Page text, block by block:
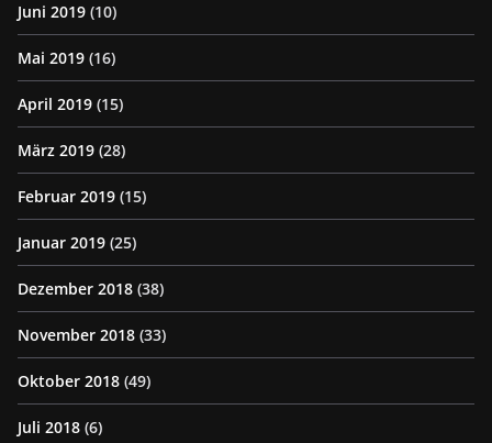
Juni 2019 (10)
Mai 2019 (16)
April 2019 (15)
März 2019 (28)
Februar 2019 (15)
Januar 2019 (25)
Dezember 2018 (38)
November 2018 (33)
Oktober 2018 (49)
Juli 2018 (6)